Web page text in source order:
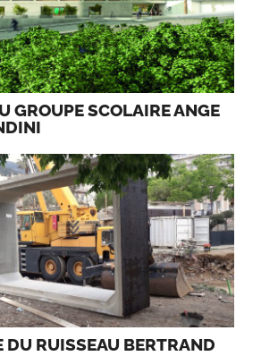
GROUPE SCOLAIRE ANGE
DU RUISSEAU BERTRAND